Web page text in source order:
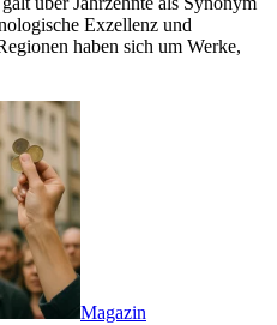
Exzellenz und
haben sich um Werke,
Magazin